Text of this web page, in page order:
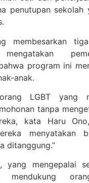
penutupan sekolah
membesarkan
mengatakan
program ini
anak.
LGBT yang
tanpa
kata Haru Ono,
menyatakan
ditanggung.”
yang mengepalai